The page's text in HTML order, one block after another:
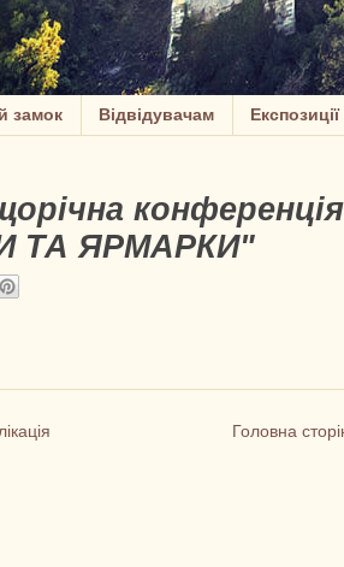
замок Відвідувачам Експозиції
ТА ЯРМАРКИ"
Головна